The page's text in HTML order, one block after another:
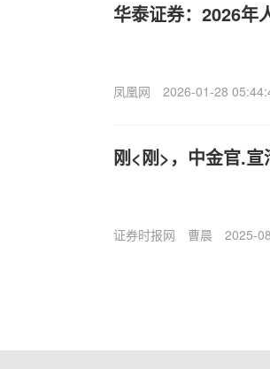
华泰证券：2026年
凤凰网 2026-01-28
刚<刚>，中金官.
证券时报网 曹晨 2025-